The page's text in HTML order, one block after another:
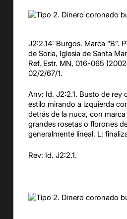
J2:2.14: Burgos. Marca “B”.
de Soria, Iglesia de Santa
Ref. Estr. MN, 016-065
02/2/67/1.
Anv: Id. J2:2.1. Busto de rey
estilo mirando a izquierda
detrás de la nuca, con marca
grandes rosetas o florones
generalmente lineal. L:
Rev: Id. J2:2.1.